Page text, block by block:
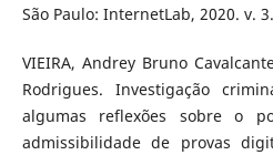
São Paulo: InternetLab, 2020. v.
VIEIRA, Andrey Bruno
Rodrigues. Investigação
algumas reflexões sobre o
admissibilidade de provas